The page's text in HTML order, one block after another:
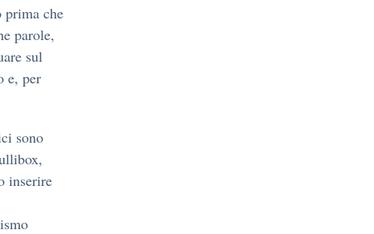
che
parole,
sul
e, per
sono
inserire